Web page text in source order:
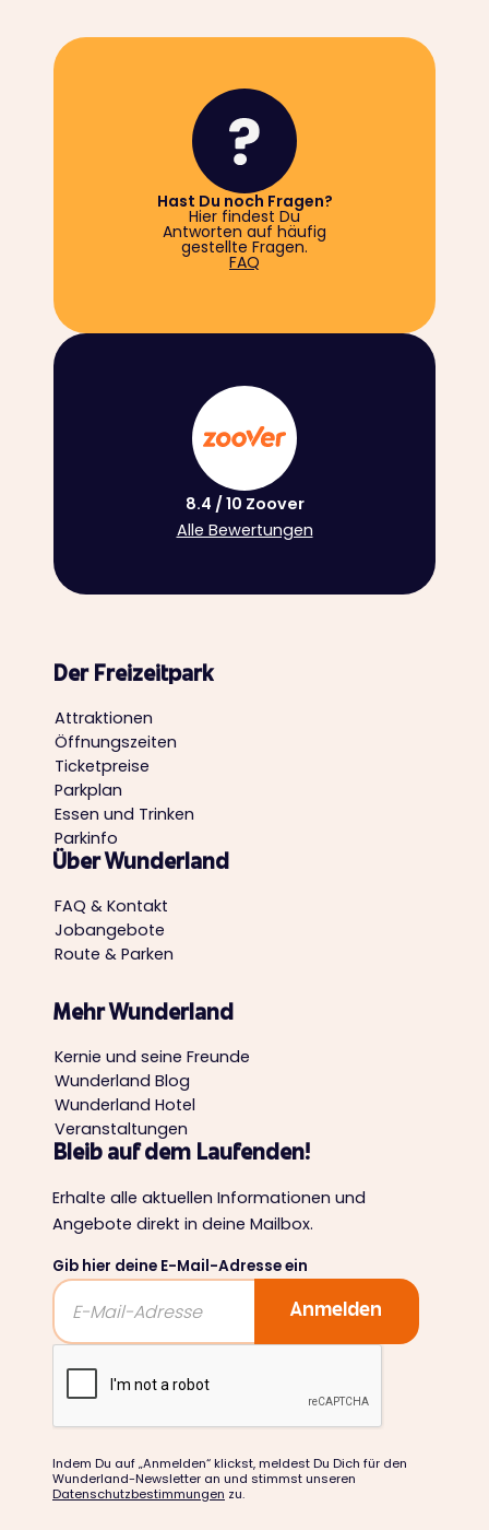
Hast Du noch Fragen?
Hier findest Du
Antworten auf häufig
gestellte Fragen.
FAQ
8.4 / 10 Zoover
Alle Bewertungen
Der Freizeitpark
Attraktionen
Öffnungszeiten
Ticketpreise
Parkplan
Essen und Trinken
Parkinfo
Über Wunderland
FAQ & Kontakt
Jobangebote
Route & Parken
Mehr Wunderland
Kernie und seine Freunde
Wunderland Blog
Wunderland Hotel
Veranstaltungen
Bleib auf dem Laufenden!
Erhalte alle aktuellen Informationen und
Angebote direkt in deine Mailbox.
Gib hier deine E-Mail-Adresse ein
Indem Du auf „Anmelden“ klickst, meldest Du Dich für den
Wunderland-Newsletter an und stimmst unseren
Datenschutzbestimmungen zu.